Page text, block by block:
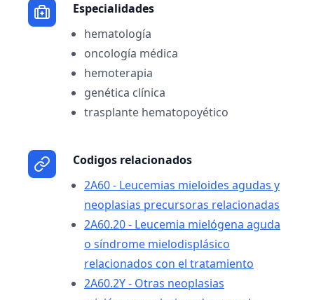
Especialidades
hematología
oncología médica
hemoterapia
genética clínica
trasplante hematopoyético
Codigos relacionados
2A60 - Leucemias mieloides agudas y
neoplasias precursoras relacionadas
2A60.20 - Leucemia mielógena aguda
o síndrome mielodisplásico
relacionados con el tratamiento
2A60.2Y - Otras neoplasias